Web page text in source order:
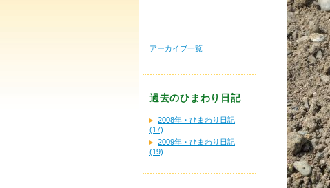
アーカイブ一覧
過去のひまわり日記
2008年・ひまわり日記
(17)
2009年・ひまわり日記
(19)